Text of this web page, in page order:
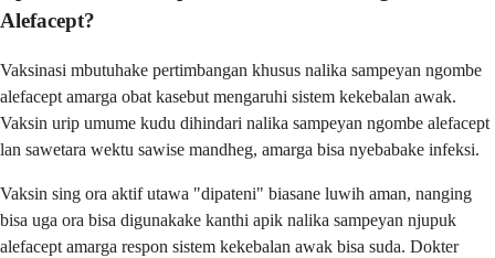
Alefacept?
Vaksinasi mbutuhake pertimbangan khusus nalika sampeyan ngombe
alefacept amarga obat kasebut mengaruhi sistem kekebalan awak.
Vaksin urip umume kudu dihindari nalika sampeyan ngombe alefacept
lan sawetara wektu sawise mandheg, amarga bisa nyebabake infeksi.
Vaksin sing ora aktif utawa "dipateni" biasane luwih aman, nanging
bisa uga ora bisa digunakake kanthi apik nalika sampeyan njupuk
alefacept amarga respon sistem kekebalan awak bisa suda. Dokter